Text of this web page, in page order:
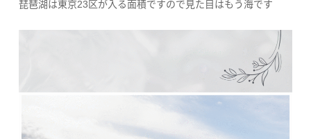
琵琶湖は東京23区が入る面積ですので見た目はもう海です